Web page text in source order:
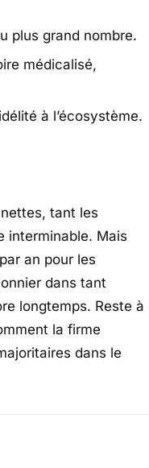
plus grand nombre.
médicalisé,
à l’écosystème.
tant les
interminable. Mais
an pour les
dans tant
longtemps. Reste à
la firme
dans le